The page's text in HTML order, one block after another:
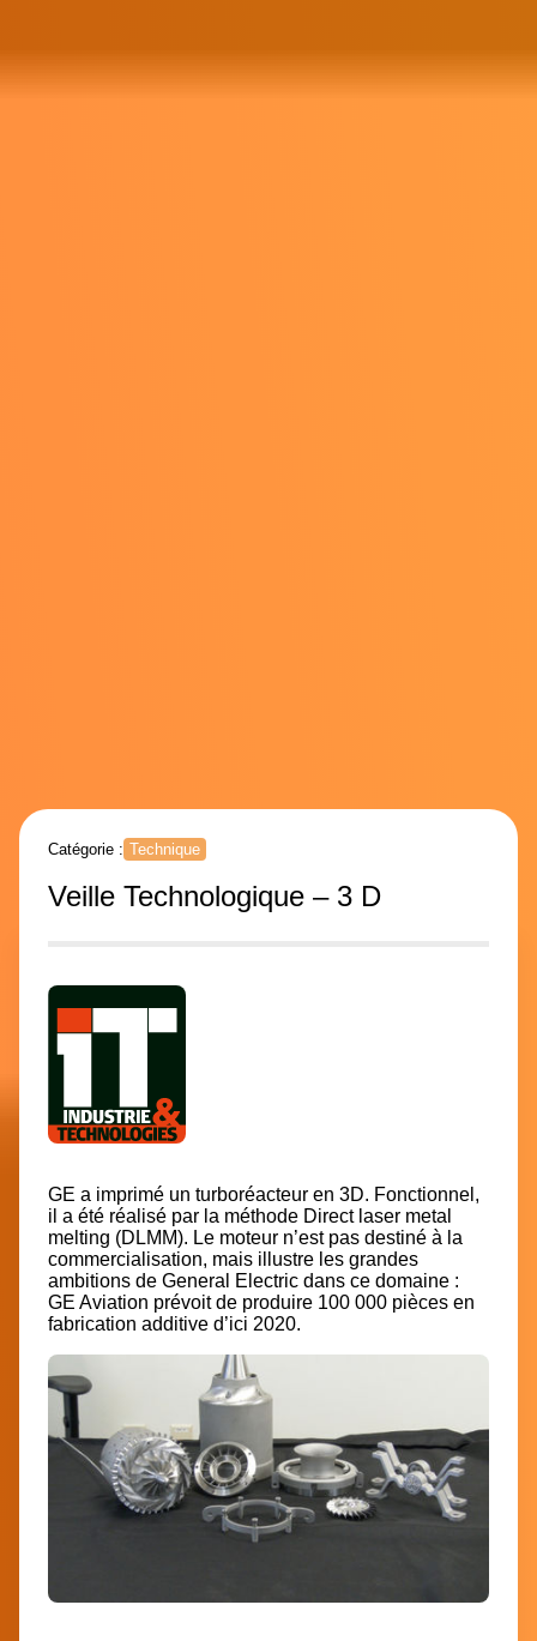
Catégorie : Technique
Veille Technologique – 3 D
GE a imprimé un turboréacteur en 3D. Fonctionnel,
il a été réalisé par la méthode Direct laser metal
melting (DLMM). Le moteur n’est pas destiné à la
commercialisation, mais illustre les grandes
ambitions de General Electric dans ce domaine :
GE Aviation prévoit de produire 100 000 pièces en
fabrication additive d’ici 2020.